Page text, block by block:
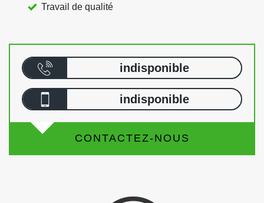
Travail de qualité
indisponible
indisponible
CONTACTEZ-NOUS